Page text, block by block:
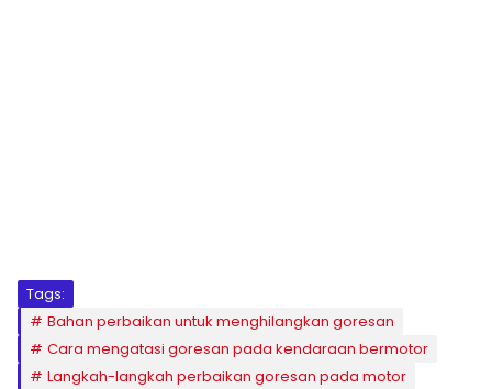
Tags:
Bahan perbaikan untuk menghilangkan goresan
Cara mengatasi goresan pada kendaraan bermotor
Langkah-langkah perbaikan goresan pada motor